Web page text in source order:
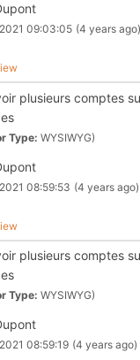
09:03:05 (4 years ago)
plusieurs comptes
Type: WYSIWYG)
08:59:53 (4 years ago)
plusieurs comptes
Type: WYSIWYG)
08:59:19 (4 years ago)